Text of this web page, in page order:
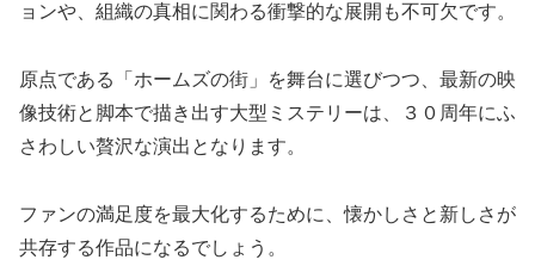
ョンや、組織の真相に関わる衝撃的な展開も不可欠です。
原点である「ホームズの街」を舞台に選びつつ、最新の映
像技術と脚本で描き出す大型ミステリーは、３０周年にふ
さわしい贅沢な演出となります。
ファンの満足度を最大化するために、懐かしさと新しさが
共存する作品になるでしょう。